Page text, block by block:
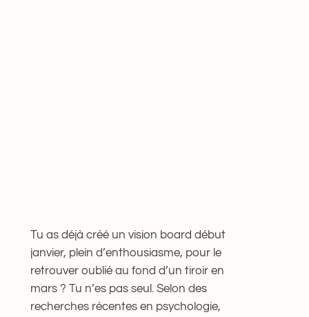
Tu as déjà créé un vision board début
janvier, plein d’enthousiasme, pour le
retrouver oublié au fond d’un tiroir en
mars ? Tu n’es pas seul. Selon des
recherches récentes en psychologie,